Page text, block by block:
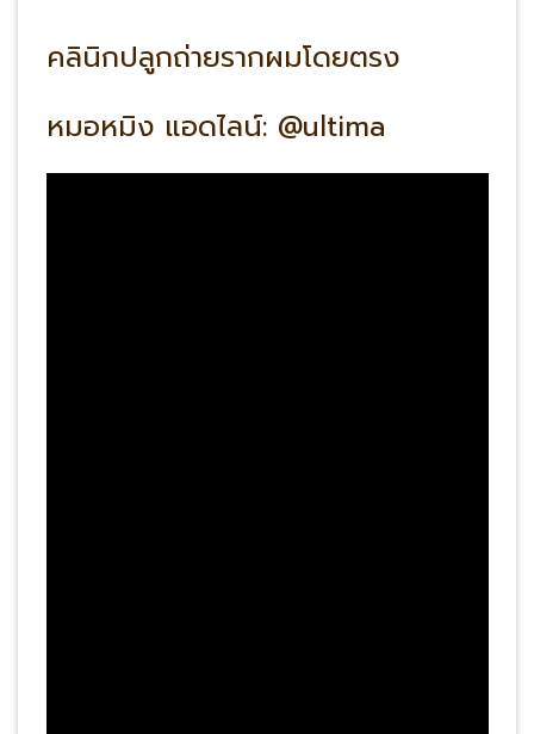
คลินิกปลูกถ่ายรากผมโดยตรง
หมอหมิง แอดไลน์: @ultima